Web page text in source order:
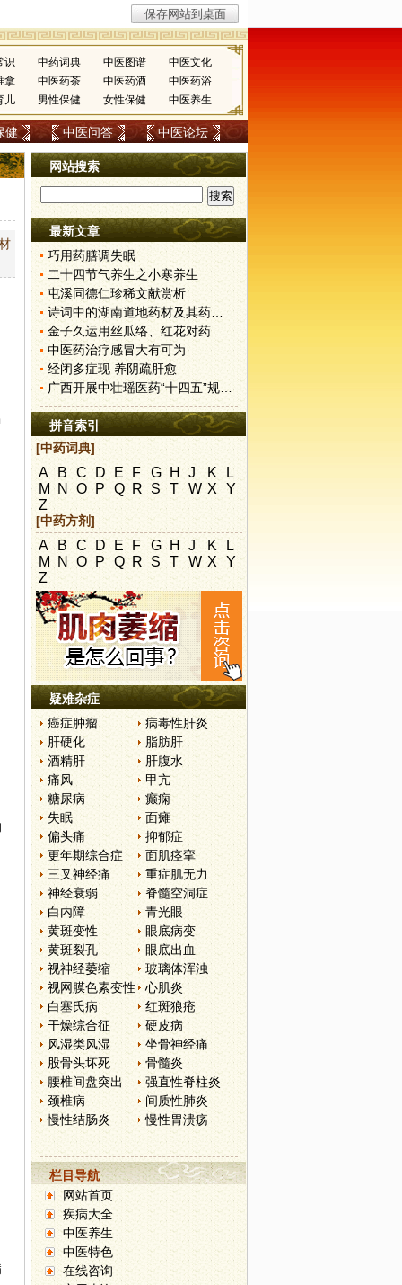
识 中药词典 中医图谱
中医文化
拿
中医药茶 中医药酒
中医药浴
儿
男性保健 女性保健 中医养生
健 中医问答 中医论坛
网站搜索
最新文章
巧用药膳调失眠
二十四节气养生之小寒养生
屯溪同德仁珍稀文献赏析
诗词中的湖南道地药材及其药用价值
金子久运用丝瓜络、红花对药经验
中医药治疗感冒大有可为
经闭多症现 养阴疏肝愈
广西开展中壮瑶医药“十四五”规划调研
拼音索引
[中药词典]
A B C D E F G H J K
L
M N O P Q R S T W X
Y
Z
[中药方剂]
A B C D E F G H J K
L
M N O P Q R S T W X
Y
Z
疑难杂症
癌症肿瘤
病毒性肝炎
肝硬化
脂肪肝
酒精肝
肝腹水
痛风
甲亢
糖尿病
癫痫
失眠
面瘫
偏头痛
抑郁症
更年期综合症
面肌痉挛
三叉神经痛
重症肌无力
神经衰弱
脊髓空洞症
白内障
青光眼
黄斑变性
眼底病变
黄斑裂孔
眼底出血
视神经萎缩
玻璃体浑浊
视网膜色素变性
心肌炎
白塞氏病
红斑狼疮
干燥综合征
硬皮病
风湿类风湿
坐骨神经痛
股骨头坏死
骨髓炎
腰椎间盘突出
强直性脊柱炎
颈椎病
间质性肺炎
慢性结肠炎
慢性胃溃疡
栏目导航
网站首页
疾病大全
中医养生
中医特色
在线咨询